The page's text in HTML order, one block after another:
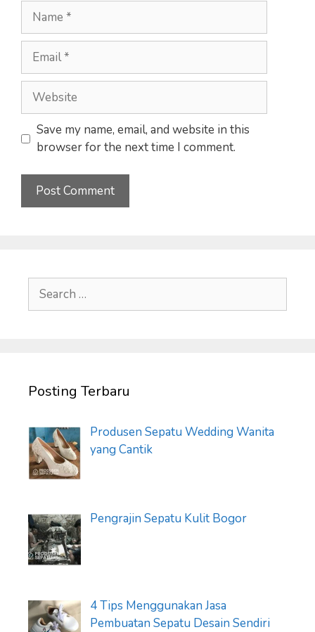
Name
Email
Website
Save my name, email, and website in this
browser for the next time I comment.
Search
for:
Posting Terbaru
Produsen Sepatu Wedding Wanita
yang Cantik
Pengrajin Sepatu Kulit Bogor
4 Tips Menggunakan Jasa
Pembuatan Sepatu Desain Sendiri